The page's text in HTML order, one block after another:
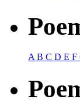
AB C D E F